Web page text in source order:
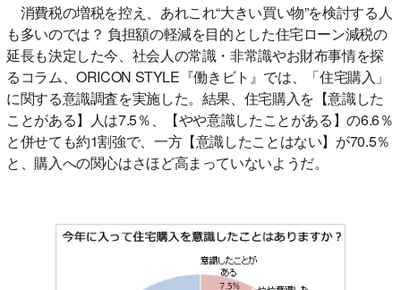
消費税の増税を控え、あれこれ“大きい買い物”を検討する人
も多いのでは？ 負担額の軽減を目的とした住宅ローン減税の
延長も決定した今、社会人の常識・非常識やお財布事情を探
るコラム、ORICON STYLE『働きビト』では、「住宅購入」
に関する意識調査を実施した。結果、住宅購入を【意識した
ことがある】人は7.5％、【やや意識したことがある】の6.6％
と併せても約1割強で、一方【意識したことはない】が70.5％
と、購入への関心はさほど高まっていないようだ。